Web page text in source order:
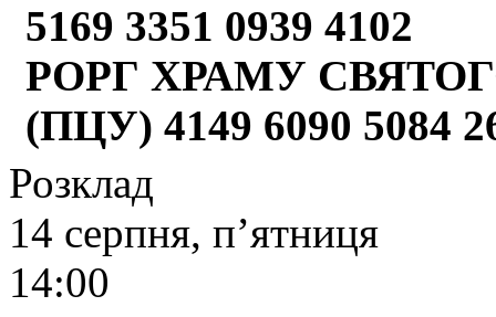
5169 3351 0939 4102
РОРГ ХРАМУ
(ПЦУ) 4149 6090 5084
Розклад
14 серпня, п’ятниця
14:00